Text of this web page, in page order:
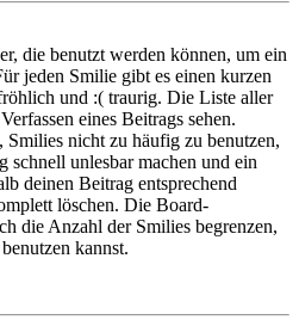
die benutzt werden können, um ein
jeden Smilie gibt es einen kurzen
und :( traurig. Die Liste aller
eines Beitrags sehen.
Smilies nicht zu häufig zu benutzen,
schnell unlesbar machen und ein
deinen Beitrag entsprechend
löschen. Die Board-
die Anzahl der Smilies begrenzen,
kannst.